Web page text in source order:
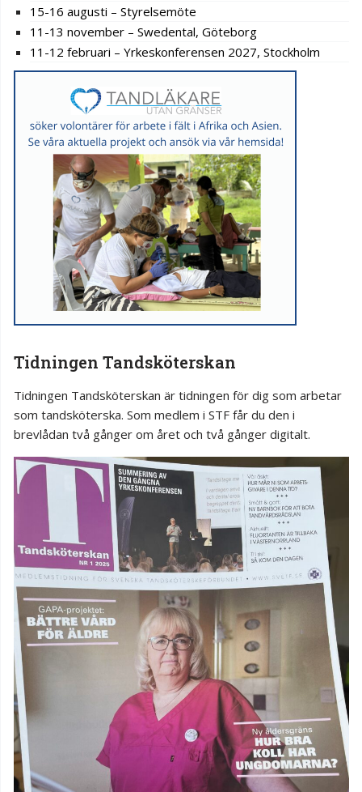
15-16 augusti – Styrelsemöte
11-13 november – Swedental, Göteborg
11-12 februari – Yrkeskonferensen 2027, Stockholm
Tidningen Tandsköterskan
Tidningen Tandsköterskan är tidningen för dig som arbetar
som tandsköterska. Som medlem i STF får du den i
brevlådan två gånger om året och två gånger digitalt.